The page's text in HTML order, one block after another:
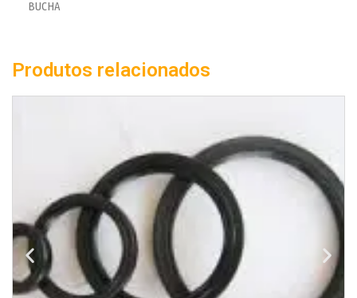
BUCHA
Produtos relacionados